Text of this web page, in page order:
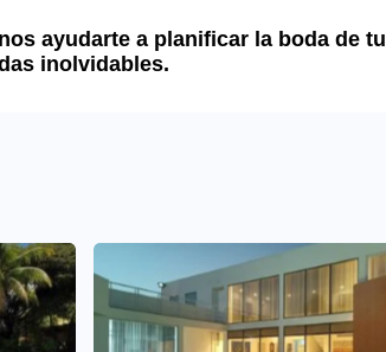
ayudarte a planificar la boda de
inolvidables.